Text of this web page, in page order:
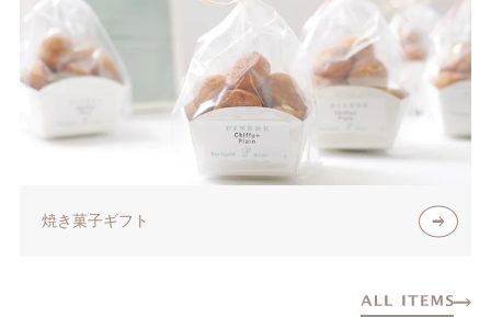
焼き菓子ギフト